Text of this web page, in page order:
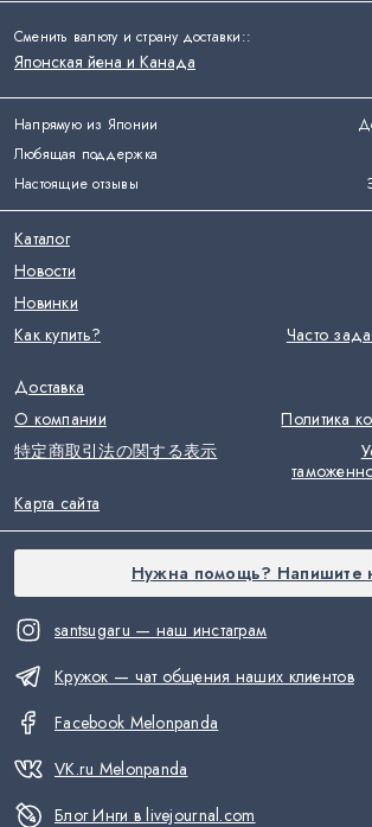
Напрямую из Японии
Любящая поддержка
Настоящие отзывы
santsugaru — наш инстаграм
Кружок — чат общения наших клиентов
Facebook Melonpanda
VK.ru Melonpanda
Блог Инги в livejournal.com
Каталог
Новости
Новинки
Как купить?
Часто
Доставка
О компании
Политика
特定商取引法の関する表示
Карта сайта
Сменить валюту и страну доставки::
Японская йена и Канада
Нужна помощь? Напишите